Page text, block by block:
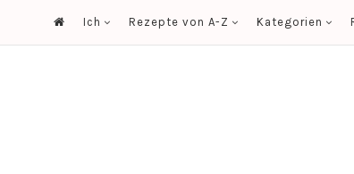
Ich Rezepte von A-Z Kategorien